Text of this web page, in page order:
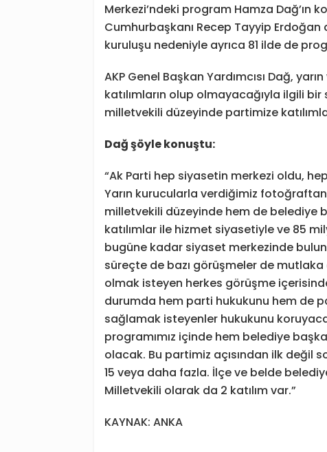
Merkezi’ndeki program Hamza Dağ’ın
Cumhurbaşkanı Recep Tayyip
kuruluşu nedeniyle ayrıca 81 ilde de
AKP Genel Başkan Yardımcısı Dağ,
katılımların olup olmayacağıyla ilgili
milletvekili düzeyinde partimize
Dağ şöyle konuştu:
“Ak Parti hep siyasetin merkezi oldu,
Yarın kurucularla verdiğimiz
milletvekili düzeyinde hem de belediye
katılımlar ile hizmet siyasetiyle ve 85
bugüne kadar siyaset merkezinde
süreçte de bazı görüşmeler de
olmak isteyen herkes görüşme
durumda hem parti hukukunu hem de
sağlamak isteyenler hukukunu
programımız içinde hem belediye
olacak. Bu partimiz açısından ilk değil
15 veya daha fazla. İlçe ve belde
Milletvekili olarak da 2 katılım var.”
KAYNAK: ANKA